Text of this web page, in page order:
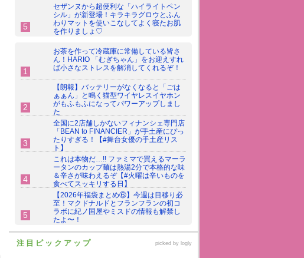
セザンヌから超便利な「ハイライトペン
シル」が新登場！キラキラグロウとふん
わりマットを使いこなしてよく寝たお肌
を作りましょ♡
お茶を作って冷蔵庫に常備している皆さ
ん！HARIO 「むぎちゃん」をお迎えすれ
ば小さなストレスを解消してくれるぞ！
【朗報】バッテリーがなくなると「ごは
ぁぁん」と鳴く猫型ワイヤレスイヤホン
がもふもふになってパワーアップしまし
た
全国に2店舗しかないフィナンシェ専門店
「BEAN to FINANCIER」が手土産にぴっ
たりすぎる！【#舞台女優の手土産リス
ト】
これは本物だ…!! ファミマで買えるマーラ
ータンのカップ麺は熱湯2分で本格的な味
＆辛さが味わえるぞ【#火曜は辛いものを
食べてスッキリする日】
【2026年福袋まとめ⑥】今週は目移り必
至！マクドナルドとフランフランの初コ
ラボに紀ノ国屋やミスドの情報も解禁し
たよ〜！
注目ピックアップ picked by logly